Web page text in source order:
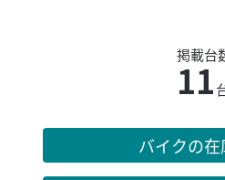
掲載台
11
バイクの